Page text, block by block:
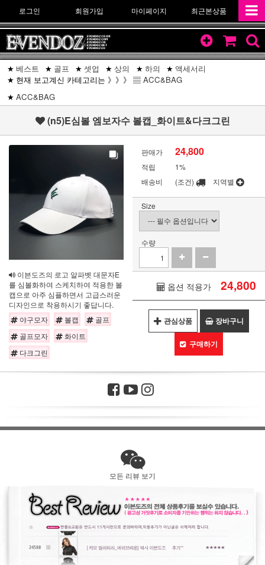
로그인 회원가입 마이페이지 최근본상품
베스트 골프 셋업 상의 하의
액세서리
현재 보고계신 카테고리는 》》》 ▤ ACC&BAG
ACC&BAG
(n5)E심볼 엠보자수 볼캡_화이트&다크그린
이븐도즈의 로고 알파벳 대문자E
를 심볼화하여 스케치하여 적용한 볼
캡으로 아주 심플하면서 고급스러운
디자인으로 착용하시기 좋답니다.
야구모자
볼캡
골프
골프모자
화이트
다크그린
판매가 24,800
적립
1%
배송비
(조건) 지역별
Size
수량
옵션 적용가 24,800
관심상품 장바구니
구매하기
모든 리뷰 보기